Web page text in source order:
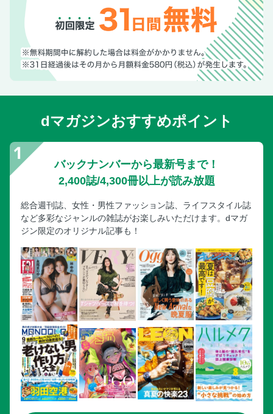
dマガジンおすすめポイント
バックナンバーから最新号まで！
2,400誌/4,300冊以上が読み放題
総合週刊誌、女性・男性ファッション誌、ライフスタイル誌
など多彩なジャンルの雑誌がお楽しみいただけます。dマガ
ジン限定のオリジナル記事も！